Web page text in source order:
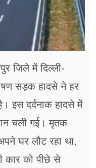
जिले में दिल्ली-
सड़क हादसे ने हर
इस दर्दनाक हादसे में
चली गई। मृतक
घर लौट रहा था,
कार को पीछे से